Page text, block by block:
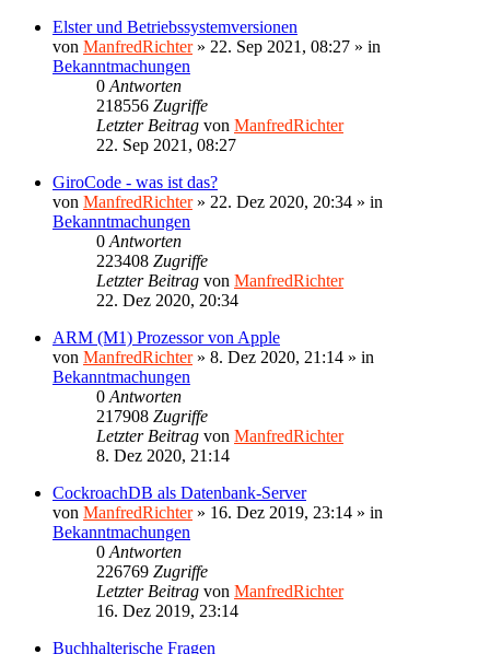
Elster und Betriebssystemversionen
von ManfredRichter» 22. Sep 2021, 08:27 » in
Bekanntmachungen
0 Antworten
218556 Zugriffe
Letzter Beitrag von ManfredRichter
22. Sep 2021, 08:27
GiroCode - was ist das?
von ManfredRichter» 22. Dez 2020, 20:34 » in
Bekanntmachungen
0 Antworten
223408 Zugriffe
Letzter Beitrag von ManfredRichter
22. Dez 2020, 20:34
ARM (M1) Prozessor von Apple
von ManfredRichter» 8. Dez 2020, 21:14 » in
Bekanntmachungen
0 Antworten
217908 Zugriffe
Letzter Beitrag von ManfredRichter
8. Dez 2020, 21:14
CockroachDB als Datenbank-Server
von ManfredRichter» 16. Dez 2019, 23:14 » in
Bekanntmachungen
0 Antworten
226769 Zugriffe
Letzter Beitrag von ManfredRichter
16. Dez 2019, 23:14
Buchhalterische Fragen